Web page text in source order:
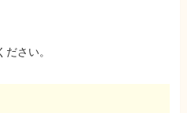
さい。